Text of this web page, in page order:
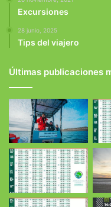
Excursiones
28 junio, 2025
Tips del viajero
Últimas publicaciones